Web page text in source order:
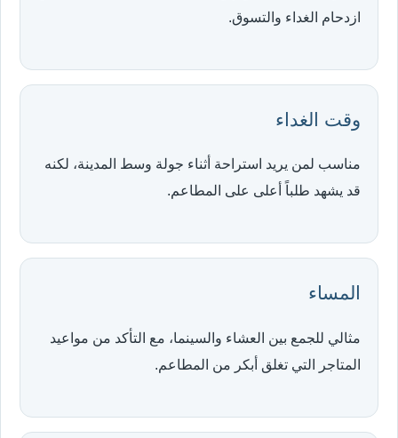
ازدحام الغداء والتسوق.
وقت الغداء
مناسب لمن يريد استراحة أثناء جولة وسط المدينة، لكنه
قد يشهد طلباً أعلى على المطاعم.
المساء
مثالي للجمع بين العشاء والسينما، مع التأكد من مواعيد
المتاجر التي تغلق أبكر من المطاعم.